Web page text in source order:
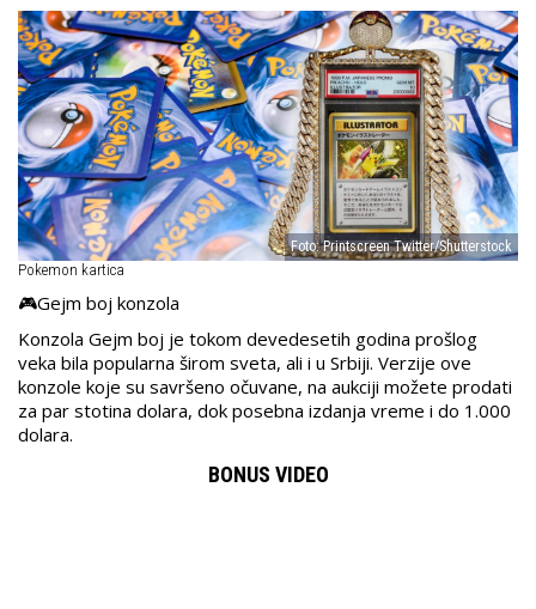
Foto: Printscreen Twitter/Shutterstock
Pokemon kartica
🎮Gejm boj konzola
Konzola Gejm boj je tokom devedesetih godina prošlog
veka bila popularna širom sveta, ali i u Srbiji. Verzije ove
konzole koje su savršeno očuvane, na aukciji možete prodati
za par stotina dolara, dok posebna izdanja vreme i do 1.000
dolara.
BONUS VIDEO